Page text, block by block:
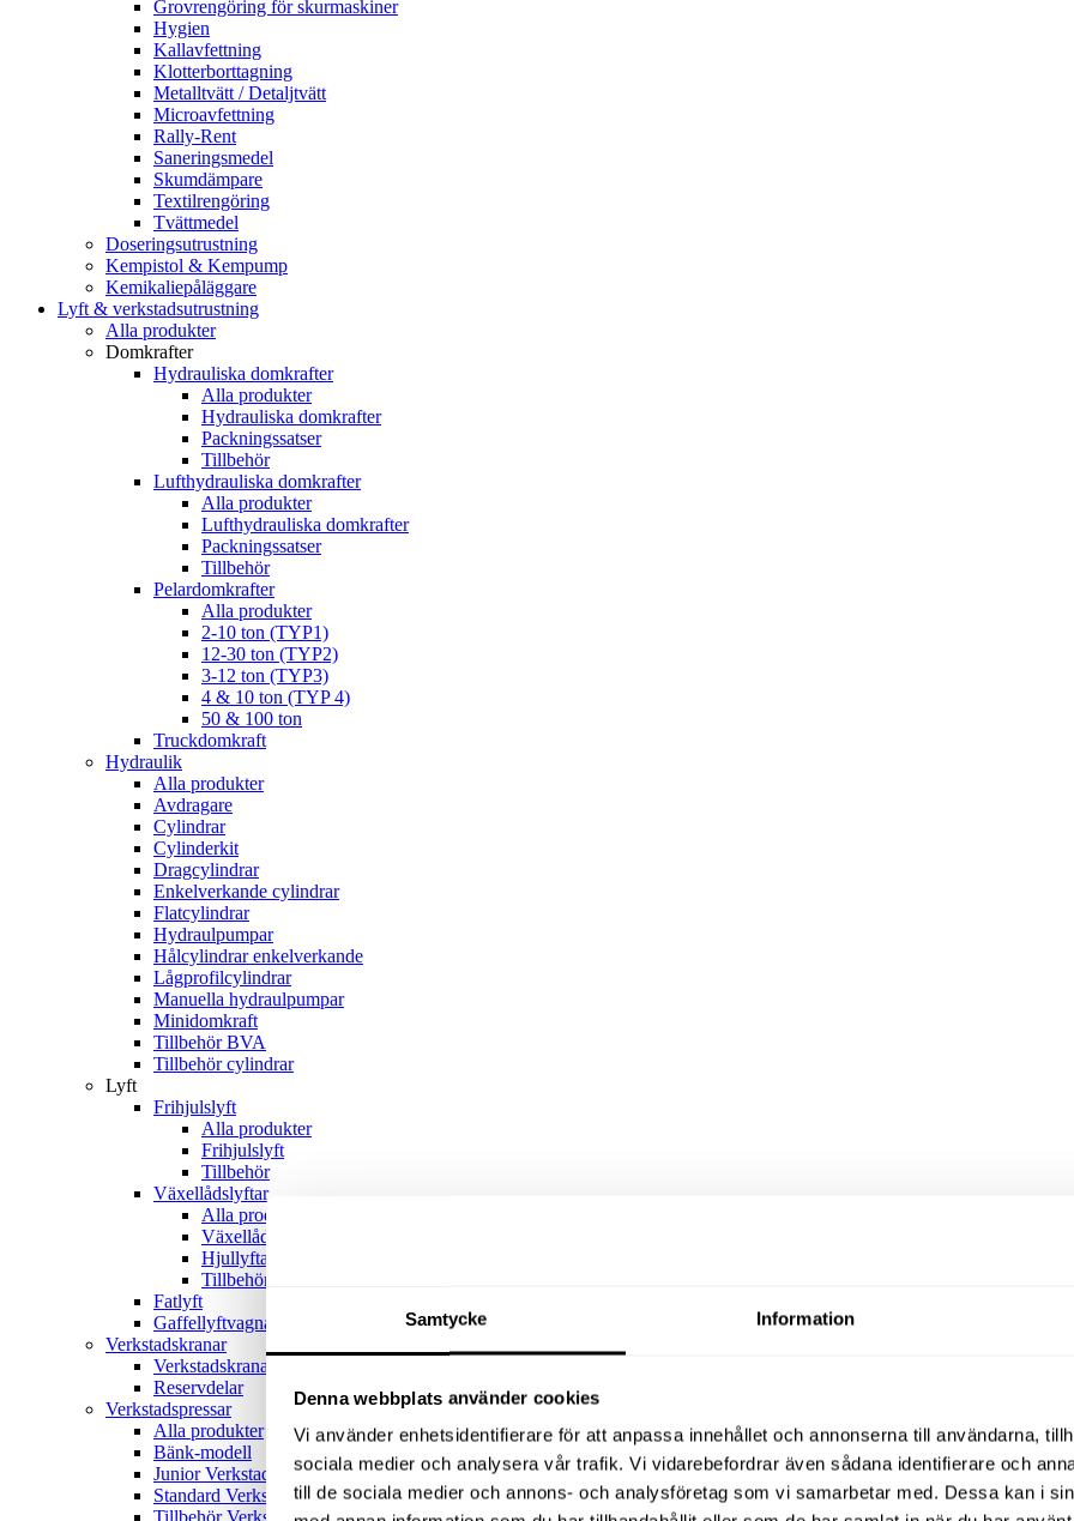
Samtycke Information
Denna webbplats använder cookies
Vi använder enhetsidentifierare för att anpassa innehållet och annonserna till användarna,
sociala medier och analysera vår trafik. Vi vidarebefordrar även sådana identifierare och
till de sociala medier och annons- och analysföretag som vi samarbetar med. Dessa kan i
Grovrengöring för skurmaskiner
Hygien
Kallavfettning
Klotterborttagning
Metalltvätt / Detaljtvätt
Microavfettning
Rally-Rent
Saneringsmedel
Skumdämpare
Textilrengöring
Tvättmedel
Doseringsutrustning
Kempistol & Kempump
Kemikaliepåläggare
Lyft & verkstadsutrustning
Alla produkter
Domkrafter
Hydrauliska domkrafter
Alla produkter
Hydrauliska domkrafter
Packningssatser
Tillbehör
Lufthydrauliska domkrafter
Alla produkter
Lufthydrauliska domkrafter
Packningssatser
Tillbehör
Pelardomkrafter
Alla produkter
2-10 ton (TYP1)
12-30 ton (TYP2)
3-12 ton (TYP3)
4 & 10 ton (TYP 4)
50 & 100 ton
Truckdomkraft
Hydraulik
Alla produkter
Avdragare
Cylindrar
Cylinderkit
Dragcylindrar
Enkelverkande cylindrar
Flatcylindrar
Hydraulpumpar
Hålcylindrar enkelverkande
Lågprofilcylindrar
Manuella hydraulpumpar
Minidomkraft
Tillbehör BVA
Tillbehör cylindrar
Lyft
Frihjulslyft
Alla produkter
Frihjulslyft
Tillbehör
Växellådslyftar
Alla produkter
Växellådslyftar
Hjullyftar
Tillbehör
Fatlyft
Gaffellyftvagnar
Verkstadskranar
Verkstadskranar
Reservdelar
Verkstadspressar
Alla produkter
Bänk-modell
Junior Verkstadspress
Standard Verkstadspress
Tillbehör Verkstadspressar